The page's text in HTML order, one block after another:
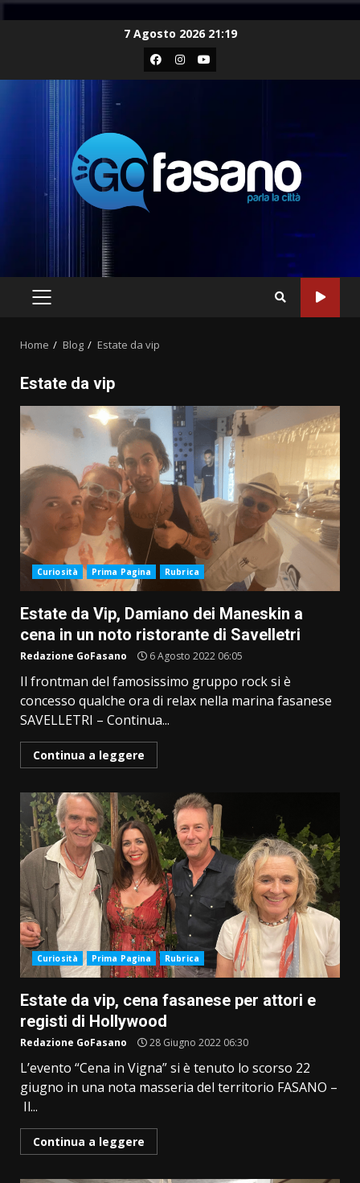
7 Agosto 2026 21:19
Facebook
Instagram
Youtube
PRIMARY
Home Blog Estate da vip
Estate da vip
Curiosità Prima Pagina Rubrica
Estate da Vip, Damiano dei Maneskin a
cena in un noto ristorante di Savelletri
Redazione GoFasano 6 Agosto 2022 06:05
Il frontman del famosissimo gruppo rock si è
concesso qualche ora di relax nella marina fasanese
SAVELLETRI – Continua...
Continua a leggere
Curiosità Prima Pagina Rubrica
Estate da vip, cena fasanese per attori e
registi di Hollywood
Redazione GoFasano 28 Giugno 2022 06:30
L’evento “Cena in Vigna” si è tenuto lo scorso 22
giugno in una nota masseria del territorio FASANO –
Il...
Continua a leggere